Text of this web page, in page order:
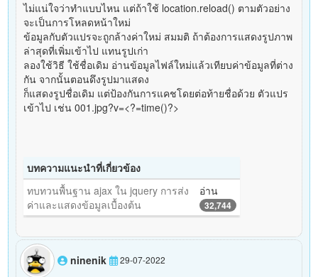
ไม่แน่ใจว่าทำแบบไหน แต่ถ้าใช้ location.reload() ตามตัวอย่าง
จะเป็นการโหลดหน้าใหม่
ข้อมูลกับตัวแปรจะถูกล้างค่าใหม่ สมมติ ถ้าต้องการแสดงรูปภาพ
ล่าสุดที่เพิ่มเข้าไป แทนรูปเก่า
ลองใช้วิธี ใช้ชื่อเดิม อ่านข้อมูลไฟล์ใหม่แล้วเทียบค่าข้อมูลที่ต่าง
กัน จากนั้นตอนดึงรูปมาแสดง
ก็แสดงรูปชื่อเดิม แต่ป้องกันการแคชโดยต่อท้ายชื่อด้วย ตัวแปร
เข้าไป เช่น 001.jpg?v=<?=time()?>
บทความแนะนำที่เกี่ยวข้อง
ทบทวนพื้นฐาน ajax ใน jquery การส่ง
ค่าและแสดงข้อมูลเบื้องต้น
อ่าน
32,744
ninenik 29-07-2022